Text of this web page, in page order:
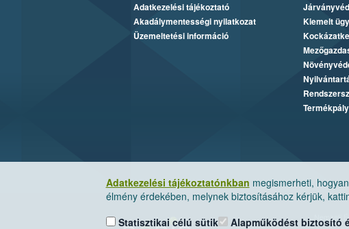
Adatkezelési tájékoztatónkban megismerheti,
élmény érdekében, melynek biztosításához kérjük,
Statisztikai célú sütik
Alapműködést biztosító
Adatkezelési tájékoztató
Akadálymentességi nyilatkozat
Üzemeltetési információ
Kiemelt
Nemzeti